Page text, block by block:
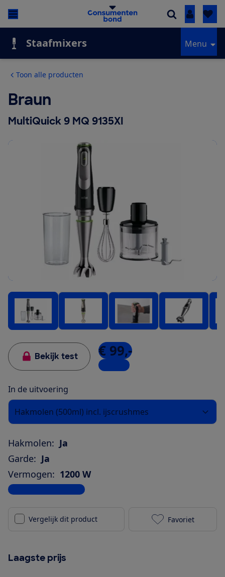
Inloggen
Staafmixers Menu
Toon alle producten
Braun
MultiQuick 9 MQ 9135XI
Bekijk test € 99,-
1 winkel
In de uitvoering
Hakmolen (500ml) incl. ijscrushmes
Hakmolen: Ja
Garde: Ja
Vermogen: 1200 W
Bekijk alle specificaties
Vergelijk dit product Braun
Favoriet
Laagste prijs